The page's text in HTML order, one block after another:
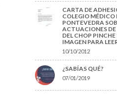
CARTA DE
COLEGIO MÉDICO
PONTEVEDRA
ACTUACIONES DE
DEL CHOP PINCHE
IMAGEN PARA
10/10/2012
¿SABÍAS QUÉ?
07/01/2019